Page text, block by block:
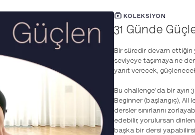
KOLEKSIYON
31 Günde
Bir süredir devam
seviyeye taşımaya ne
yanıt verecek,
Bu challenge'da bir ayın
Beginner (başlangıç), All
dersler sınırlarını
edebilir, yorulursan
başka bir dersi